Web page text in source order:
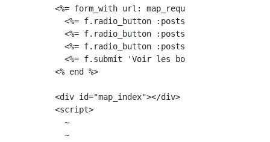
<%= form_with url: map_request_path,
<%= f.radio_button :posts, "all_user",
<%= f.radio_button :posts, "following",
<%= f.radio_button :posts,
<%= f.submit 'Voir les boutiques
<% end %>
<div id="map_index"></div>
<script>
  ~
  ~